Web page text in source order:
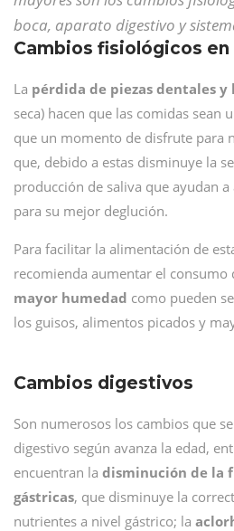
boca, aparato digestivo y
Cambios fisiológicos en
La pérdida de piezas dentales y
seca) hacen que las comidas
que un momento de disfrute para
que, debido a estas disminuye la
producción de saliva que ayudan
para su mejor deglución.
Para facilitar la alimentación de
recomienda aumentar el consumo
mayor humedad como pueden
los guisos, alimentos picados y
Cambios digestivos
Son numerosos los cambios que
digestivo según avanza la edad,
encuentran la disminución de la
gástricas, que disminuye la
nutrientes a nivel gástrico; la